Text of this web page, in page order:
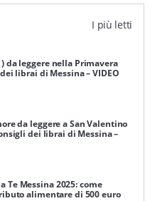
I più letti
da leggere nella Primavera
librai di Messina – VIDEO
da leggere a San Valentino
dei librai di Messina –
Te Messina 2025: come
alimentare di 500 euro